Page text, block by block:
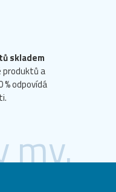
skladem
produktů a
odpovídá
my.